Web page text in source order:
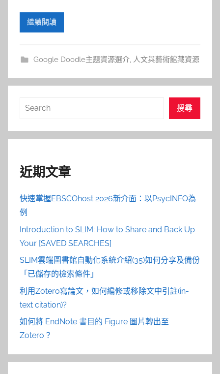
格繼續閱讀
Google Doodle主題資源選介, 人文與藝術館藏資源
搜
搜尋
近期文章
快速掌握EBSCOhost 2026新介面：以PsycINFO為
例
Introduction to SLIM: How to Share and Back Up
Your [SAVED SEARCHES]
SLIM雲端圖書館自動化系統介紹(35)如何分享及備份
「已儲存的檢索條件」
利用Zotero寫論文，如何編修或移除文中引註(in-
text citation)?
如何將 EndNote 書目的 Figure 圖片轉出至
Zotero？